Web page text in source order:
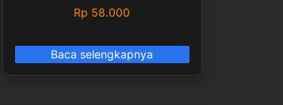
Rp 58.000
Baca selengkapnya